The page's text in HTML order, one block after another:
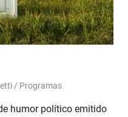
Programas
humor político emitido